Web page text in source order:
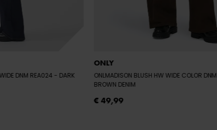
DNM REA024 - DARK
ONLY
ONLMADISON BLUSH HW WIDE COLOR DNM
BROWN DENIM
€ 49,99